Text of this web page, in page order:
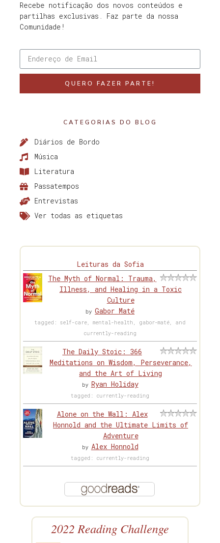
Recebe notificação dos novos conteúdos e
partilhas exclusivas. Faz parte da nossa
Comunidade!
QUERO FAZER PARTE!
CATEGORIAS DO BLOG
Diários de Bordo
Música
Literatura
Passatempos
Entrevistas
Ver todas as etiquetas
Leituras da Sofia
The Myth of Normal: Trauma,
Illness, and Healing in a Toxic
Culture
by Gabor Maté
tagged: self-care, mental-health, gabor-maté, and
currently-reading
The Daily Stoic: 366
Meditations on Wisdom, Perseverance,
and the Art of Living
by Ryan Holiday
tagged: currently-reading
Alone on the Wall: Alex
Honnold and the Ultimate Limits of
Adventure
by Alex Honnold
tagged: currently-reading
2022 Reading Challenge